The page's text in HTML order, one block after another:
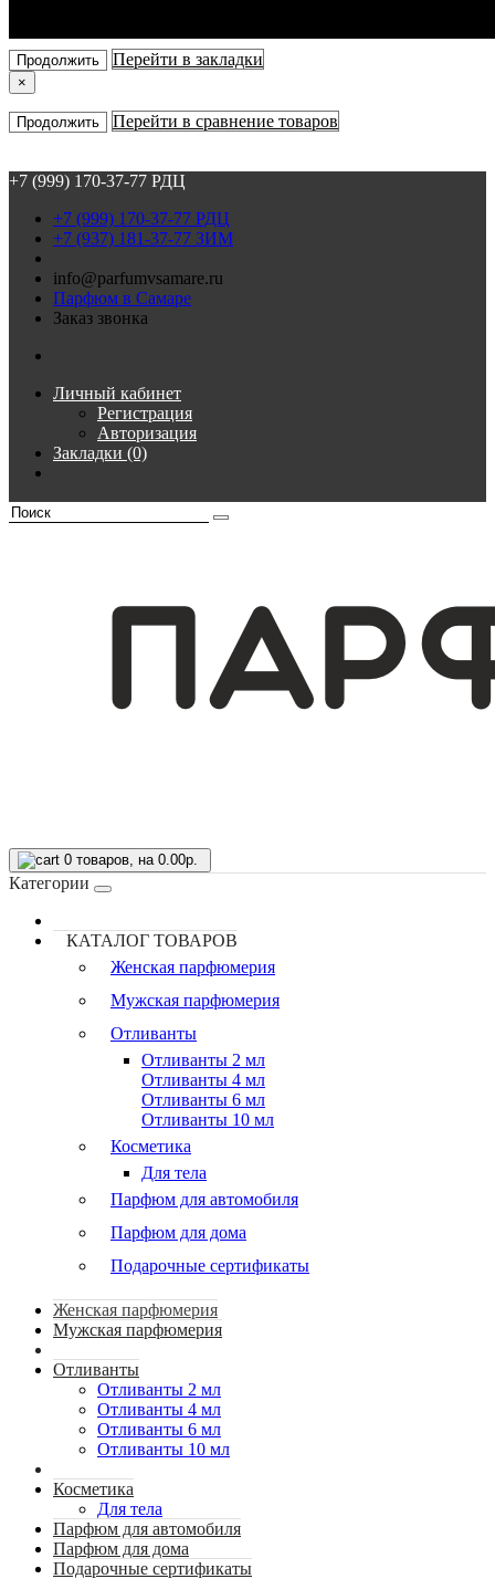
Продолжить Перейти в закладки
×
Продолжить Перейти в сравнение товаров
+7 (999) 170-37-77 РДЦ
+7 (999) 170-37-77 РДЦ
+7 (937) 181-37-77 ЗИМ
info@parfumvsamare.ru
Парфюм в Самаре
Заказ звонка
Личный кабинет
Регистрация
Авторизация
Закладки (0)
0 товаров, на 0.00р.
Категории
КАТАЛОГ ТОВАРОВ
Женская парфюмерия
Мужская парфюмерия
Отливанты
Отливанты 2 мл
Отливанты 4 мл
Отливанты 6 мл
Отливанты 10 мл
Косметика
Для тела
Парфюм для автомобиля
Парфюм для дома
Подарочные сертификаты
Женская парфюмерия
Мужская парфюмерия
Отливанты
Отливанты 2 мл
Отливанты 4 мл
Отливанты 6 мл
Отливанты 10 мл
Косметика
Для тела
Парфюм для автомобиля
Парфюм для дома
Подарочные сертификаты